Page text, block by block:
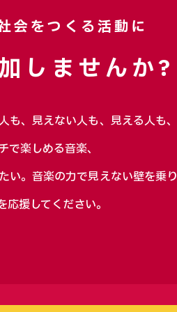
会をつくる活動に
しませんか?
も、見えない人も、見える人も、
楽しめる音楽、
い。音楽の力で見えない壁を乗り
援してください。